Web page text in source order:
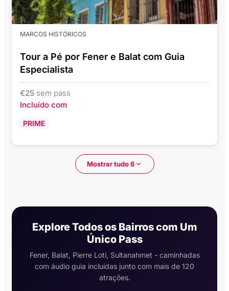
MARCOS HISTÓRICOS
Tour a Pé por Fener e Balat com Guia
Especialista
€25 sem pass
Incluído com
PRIME
Mostrar tudo 6
Explore Todos os Bairros com Um
Único Pass
Fener, Balat, Pierre Loti, Sultanahmet - caminhadas
com áudio guia incluídas junto com mais de 120
atrações.